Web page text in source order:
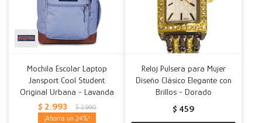
Mochila Escolar Laptop
Jansport Cool Student
Original Urbana - Lavanda
$ 2.993 $ 3.990
24
Reloj Pulsera para Mujer
Diseño Clásico Elegante con
Brillos - Dorado
$ 459